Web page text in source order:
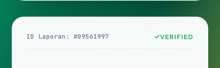
ID Laporan: #09561997 VERIFIED